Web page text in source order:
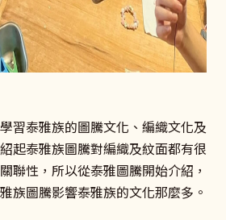
習泰雅族的圖騰文化、編織文化及
起泰雅族圖騰對編織及紋面都有很
聯性，所以從泰雅圖騰開始介紹，
族圖騰影響泰雅族的文化那麼多。